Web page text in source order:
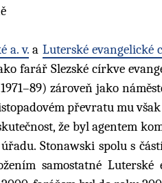
a. v. a Luterské evangelické
farář Slezské církve
zároveň jako
převratu mu
že byl agentem
Stonawski spolu s
samostatné